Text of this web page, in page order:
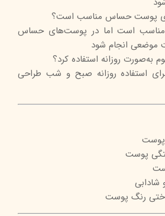
پوست حساس مناسب است؟
مناسب است اما در پوست‌های حساس
انجام شود
به‌صورت روزانه استفاده کرد؟
استفاده روزانه صبح و شب طراحی
پوست
پوست
رنگ پوست